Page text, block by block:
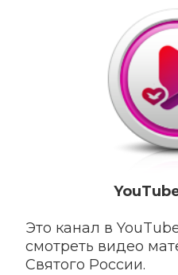
Это канал в
смотреть видео
Святого России.